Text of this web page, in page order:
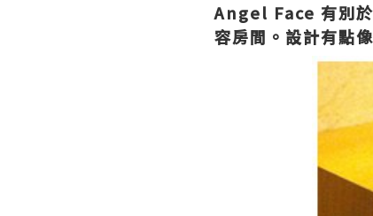
Angel Face 有別於
容房間。設計有點